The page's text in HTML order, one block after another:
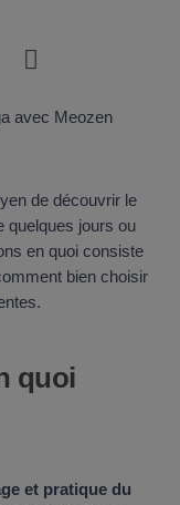
de découvrir le
quelques jours ou
en quoi consiste
bien choisir
quoi
et pratique du